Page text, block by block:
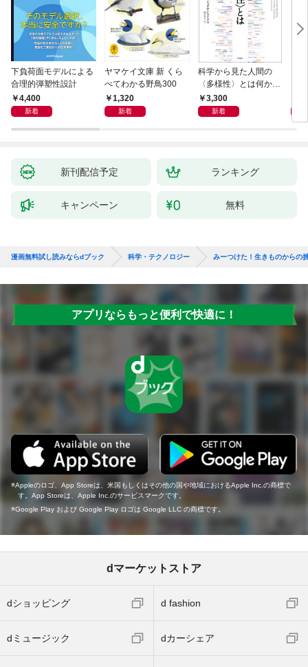
下負荷面モデルによる
合理的弾塑性設計
4,400
新着
ヤマケイ文庫 新 くら
べてわかる野鳥300
1,320
新着
科学から見た人間の
〈多様性〉とは何か―
―遺伝科学と疑似科学
3,300
新着
新刊配信予定 ランキング
キャンペーン 無料
漫画無料試し読みならdブック 科学・テクノロジー みーつけた！生きものからの
アプリならもっと便利で快適に！
Appleのロゴ、App Storeは、米国もしくはその他の国や地域におけるApple Inc.の商標で
す。App Storeは、Apple Inc.のサービスマークです。
Google Play および Google Play ロゴは Google LLC の商標です。
dマーケットストア
dショッピング d fashion
dミュージック dカーシェア